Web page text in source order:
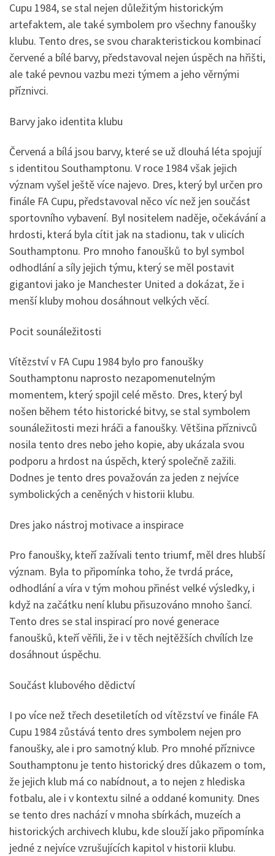
Cupu 1984, se stal nejen důležitým historickým
artefaktem, ale také symbolem pro všechny fanoušky
klubu. Tento dres, se svou charakteristickou kombinací
červené a bílé barvy, představoval nejen úspěch na hřišti,
ale také pevnou vazbu mezi týmem a jeho věrnými
příznivci.
Barvy jako identita klubu
Červená a bílá jsou barvy, které se už dlouhá léta spojují
s identitou Southamptonu. V roce 1984 však jejich
význam vyšel ještě více najevo. Dres, který byl určen pro
finále FA Cupu, představoval něco víc než jen součást
sportovního vybavení. Byl nositelem naděje, očekávání a
hrdosti, která byla cítit jak na stadionu, tak v ulicích
Southamptonu. Pro mnoho fanoušků to byl symbol
odhodlání a síly jejich týmu, který se měl postavit
gigantovi jako je Manchester United a dokázat, že i
menší kluby mohou dosáhnout velkých věcí.
Pocit sounáležitosti
Vítězství v FA Cupu 1984 bylo pro fanoušky
Southamptonu naprosto nezapomenutelným
momentem, který spojil celé město. Dres, který byl
nošen během této historické bitvy, se stal symbolem
sounáležitosti mezi hráči a fanoušky. Většina příznivců
nosila tento dres nebo jeho kopie, aby ukázala svou
podporu a hrdost na úspěch, který společně zažili.
Dodnes je tento dres považován za jeden z nejvíce
symbolických a ceněných v historii klubu.
Dres jako nástroj motivace a inspirace
Pro fanoušky, kteří zažívali tento triumf, měl dres hlubší
význam. Byla to připomínka toho, že tvrdá práce,
odhodlání a víra v tým mohou přinést velké výsledky, i
když na začátku není klubu přisuzováno mnoho šancí.
Tento dres se stal inspirací pro nové generace
fanoušků, kteří věřili, že i v těch nejtěžších chvílích lze
dosáhnout úspěchu.
Součást klubového dědictví
I po více než třech desetiletích od vítězství ve finále FA
Cupu 1984 zůstává tento dres symbolem nejen pro
fanoušky, ale i pro samotný klub. Pro mnohé příznivce
Southamptonu je tento historický dres důkazem o tom,
že jejich klub má co nabídnout, a to nejen z hlediska
fotbalu, ale i v kontextu silné a oddané komunity. Dnes
se tento dres nachází v mnoha sbírkách, muzeích a
historických archivech klubu, kde slouží jako připomínka
jedné z nejvíce vzrušujících kapitol v historii klubu.